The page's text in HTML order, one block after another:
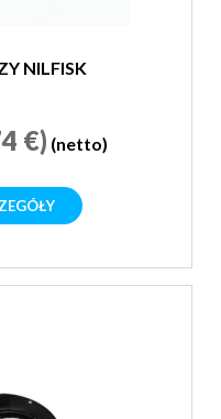
NILFISK
€) (netto)